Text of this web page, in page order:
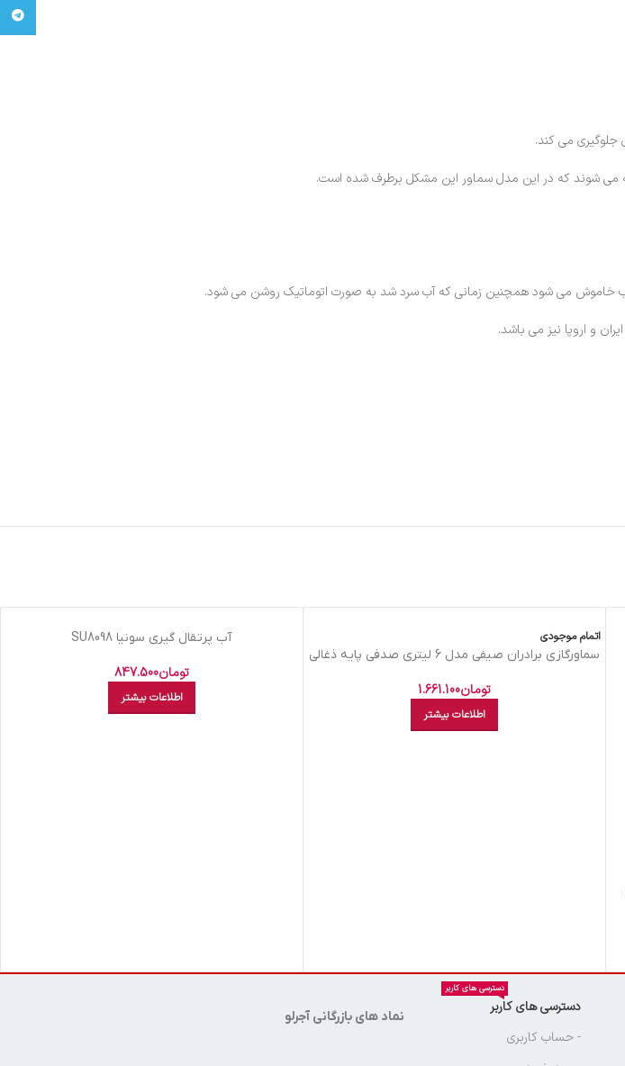
می شوند که در این مدل سماور این مشکل برطرف شده است.
و اروپا نیز می باشد.
اتمام موجودی
سماورگازي برادران صيفي مدل 6 ليتري صدفي پايه ذغالي
تومان1.661.100
اطلاعات بیشتر
آب پرتقال گيري سونيا SU8098
تومان847.500
اطلاعات بیشتر
دسترسی های کاربر
دسترسی های کاربر
- حساب کاربری
نماد های بازرگانی آجرلو
تلگرام